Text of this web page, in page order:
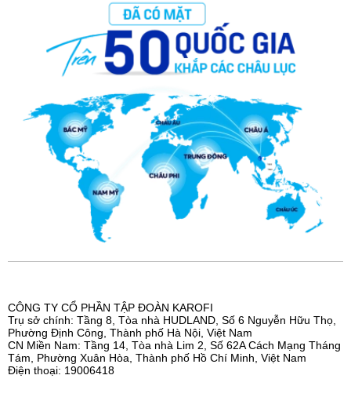
CÔNG TY CỔ PHẦN TẬP ĐOÀN KAROFI
Trụ sở chính: Tầng 8, Tòa nhà HUDLAND, Số 6 Nguyễn Hữu Thọ,
Phường Định Công, Thành phố Hà Nội, Việt Nam
CN Miền Nam: Tầng 14, Tòa nhà Lim 2, Số 62A Cách Mạng Tháng
Tám, Phường Xuân Hòa, Thành phố Hồ Chí Minh, Việt Nam
Điện thoại: 19006418